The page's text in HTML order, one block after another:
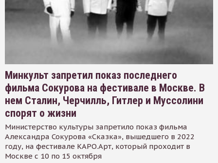
Минкульт запретил показ последнего
фильма Сокурова на фестивале в Москве. В
нем Сталин, Черчилль, Гитлер и Муссолини
спорят о жизни
Министерство культуры запретило показ фильма
Александра Сокурова «Сказка», вышедшего в 2022
году, на фестивале КАРО.Арт, который проходит в
Москве с 10 по 15 октября